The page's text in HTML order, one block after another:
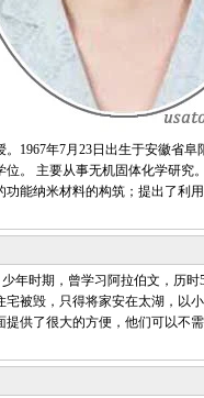
年7月23日出生于安徽省阜
位。 主要从事无机固体化学研
能纳米材料的构筑；提出了利
时期，曾学习阿拉伯文，历时
被毁，只得将家安在太湖，以
供了很大的方便，他们可以不